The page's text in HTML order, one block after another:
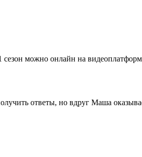
можно онлайн на
ответы, но вдруг Маша